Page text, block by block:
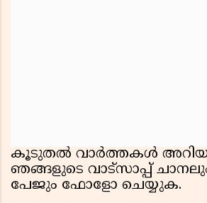
കൂടുതൽ വാർത്തകൾ
ഞങ്ങളുടെ വാട്സാപ്പ്
പേജും ഫോളോ ചെയ്യുക.